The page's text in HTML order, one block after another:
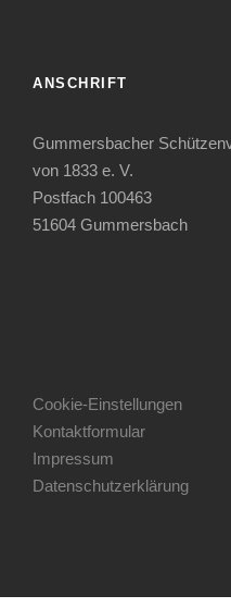
ANSCHRIFT
Gummersbacher
von 1833 e. V.
Postfach 100463
51604 Gummersbach
Cookie-Einstellungen
Kontaktformular
Impressum
Datenschutzerklärung